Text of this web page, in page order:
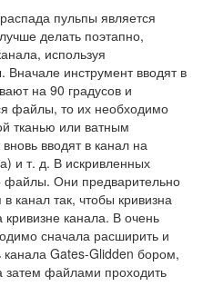
пульпы является
делать поэтапно,
используя
Вначале инструмент вводят в
на 90 градусов и
файлы, то их необходимо
тканью или ватным
вводят в канал на
и т. д. В искривленных
файлы. Они предварительно
канал так, чтобы кривизна
кривизне канала. В очень
сначала расширить и
Gates-Glidden бором,
затем файлами проходить